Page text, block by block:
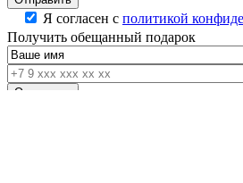
Я согласен с политикой
Получить обещанный подарок